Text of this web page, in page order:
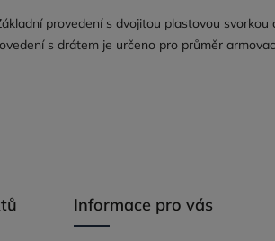
provedení s dvojitou plastovou svorkou
s drátem je určeno pro průměr
Informace pro vás